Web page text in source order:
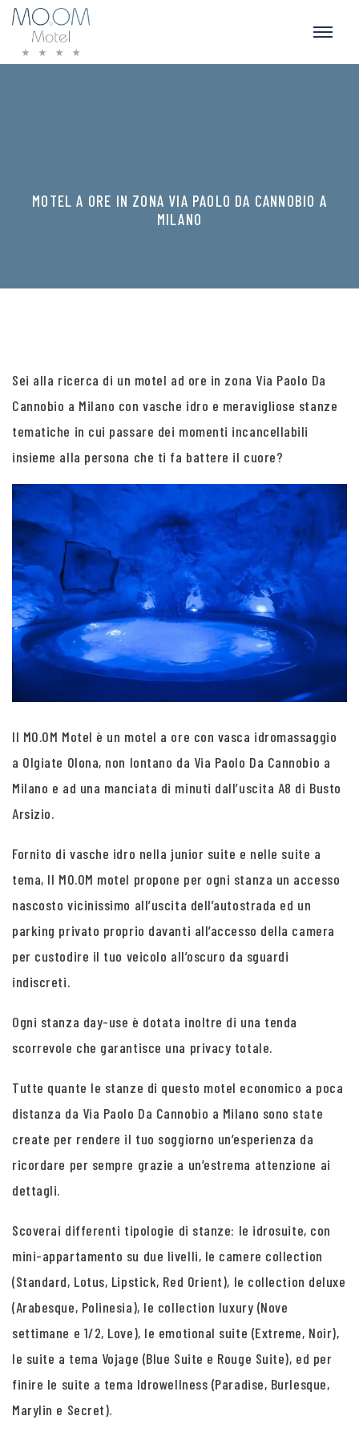
MOTEL A ORE IN ZONA VIA PAOLO DA CANNOBIO A
MILANO
Sei alla ricerca di un motel ad ore in zona Via Paolo Da
Cannobio a Milano con vasche idro e meravigliose stanze
tematiche in cui passare dei momenti incancellabili
insieme alla persona che ti fa battere il cuore?
Il MO.OM Motel è un motel a ore con vasca idromassaggio
a Olgiate Olona, non lontano da Via Paolo Da Cannobio a
Milano e ad una manciata di minuti dall’uscita A8 di Busto
Arsizio.
Fornito di vasche idro nella junior suite e nelle suite a
tema, Il MO.OM motel propone per ogni stanza un accesso
nascosto vicinissimo all’uscita dell’autostrada ed un
parking privato proprio davanti all’accesso della camera
per custodire il tuo veicolo all’oscuro da sguardi
indiscreti.
Ogni stanza day-use è dotata inoltre di una tenda
scorrevole che garantisce una privacy totale.
Tutte quante le stanze di questo motel economico a poca
distanza da Via Paolo Da Cannobio a Milano sono state
create per rendere il tuo soggiorno un’esperienza da
ricordare per sempre grazie a un’estrema attenzione ai
dettagli.
Scoverai differenti tipologie di stanze: le idrosuite, con
mini-appartamento su due livelli, le camere collection
(Standard, Lotus, Lipstick, Red Orient), le collection deluxe
(Arabesque, Polinesia), le collection luxury (Nove
settimane e 1/2, Love), le emotional suite (Extreme, Noir),
le suite a tema Vojage (Blue Suite e Rouge Suite), ed per
finire le suite a tema Idrowellness (Paradise, Burlesque,
Marylin e Secret).